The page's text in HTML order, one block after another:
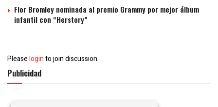
Flor Bromley nominada al premio Grammy por mejor álbum
infantil con “Herstory”
Pleaseloginto join discussion
Publicidad